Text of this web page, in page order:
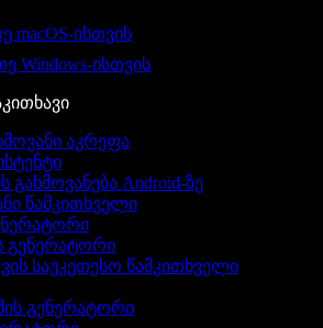
macOS-ისთვის
Windows-ისთვის
აკრეფა
გახმოვანება Android-ზე
წამკითხველი
გენერატორი
საუკეთესო წამკითხველი
გენერატორი